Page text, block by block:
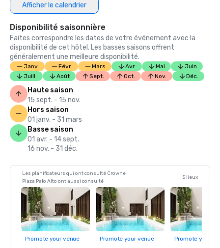
Afficher le calendrier
Disponibilité saisonnière
Faites correspondre les dates de votre événement avec la
disponibilité de cet hôtel. Les basses saisons offrent
généralement une meilleure disponibilité.
Janv. Févr. Mars Avr. Mai
Juin
Juill.
Août Sept. Oct. Nov. Déc.
Haute saison
15 sept. - 15 nov.
Hors saison
01 janv. - 31 mars
Basse saison
01 avr. - 14 sept.
16 nov. - 31 déc.
Les planificateurs qui ont consulté Crowne
Plaza Palo Alto ont aussi consulté
5 lieux
Promote your venue Promote your venue Promote your